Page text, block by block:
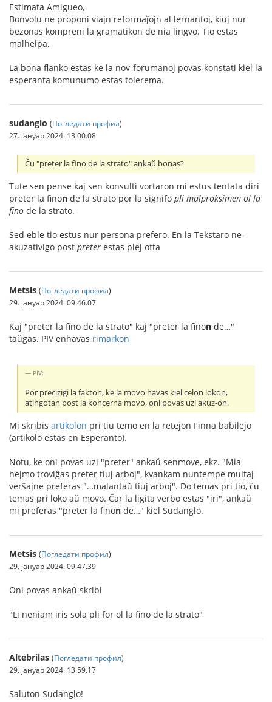
Estimata Amigueo,
Bonvolu ne proponi viajn reformaĵojn al lernantoj, kiuj nur
bezonas kompreni la gramatikon de nia lingvo. Tio estas
malhelpa.
La bona flanko estas ke la nov-forumanoj povas konstati kiel la
esperanta komunumo estas tolerema.
sudanglo (Погледати профил)
27. јануар 2024. 13.00.08
Ĉu "preter la fino de la strato" ankaŭ bonas?
Tute sen pense kaj sen konsulti vortaron mi estus tentata diri
preter la finon de la strato por la signifo pli malproksimen ol la
fino de la strato.
Sed eble tio estus nur persona prefero. En la Tekstaro ne-
akuzativigo post preter estas plej ofta
Metsis (Погледати профил)
29. јануар 2024. 09.46.07
Kaj "preter la fino de la strato" kaj "preter la finon de…"
taŭgas. PIV enhavas rimarkon
PIV:
Por precizigi la fakton, ke la movo havas kiel celon lokon,
atingotan post la koncerna movo, oni povas uzi akuz-on.
Mi skribis artikolon pri tiu temo en la retejon Finna babilejo
(artikolo estas en Esperanto).
Notu, ke oni povas uzi "preter" ankaŭ senmove, ekz. "Mia
hejmo troviĝas preter tiuj arboj", kvankam nuntempe multaj
verŝajne preferas "…malantaŭ tiuj arboj". Do temas pri tio, ĉu
temas pri loko aŭ movo. Ĉar la ligita verbo estas "iri", ankaŭ
mi preferas "preter la finon de…" kiel Sudanglo.
Metsis (Погледати профил)
29. јануар 2024. 09.47.39
Oni povas ankaŭ skribi
"Li neniam iris sola pli for ol la fino de la strato"
Altebrilas (Погледати профил)
29. јануар 2024. 13.59.17
Saluton Sudanglo!